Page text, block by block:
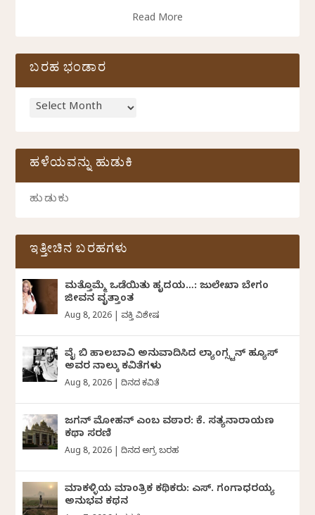
Read More
ಬರಹ ಭಂಡಾರ
ಹಳೆಯವನ್ನು ಹುಡುಕಿ
ಇತ್ತೀಚಿನ ಬರಹಗಳು
ಮತ್ತೊಮ್ಮೆ ಒಡೆಯಿತು ಹೃದಯ…: ಜುಲೇಖಾ ಬೇಗಂ
ಜೀವನ ವೃತ್ತಾಂತ
Aug 8, 2026 ವ್ಯಕ್ತಿ ವಿಶೇಷ
ವೈ ಬಿ ಹಾಲಬಾವಿ ಅನುವಾದಿಸಿದ ಲ್ಯಾಂಗ್ಸ್ಟನ್ ಹ್ಯೂಸ್
ಅವರ ನಾಲ್ಕು ಕವಿತೆಗಳು
Aug 8, 2026 |ದಿನದ ಕವಿತೆ
ಜಗನ್‌ ಮೋಹನ್‌ ಎಂಬ ವಠಾರ: ಕೆ. ಸತ್ಯನಾರಾಯಣ
ಕಥಾ ಸರಣಿ
Aug 8, 2026 |ದಿನದ ಅಗ್ರ ಬರಹ
ಮಾಕಳ್ಳಿಯ ಮಾಂತ್ರಿಕ ಕಥಿಕರು: ಎಸ್. ಗಂಗಾಧರಯ್ಯ
ಅನುಭವ ಕಥನ